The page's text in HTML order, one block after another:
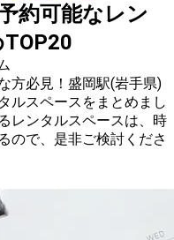
約可能なレン
方必見！盛岡駅(岩手県)
ルスペースをまとめまし
レンタルスペースは、時
ので、是非ご検討くださ